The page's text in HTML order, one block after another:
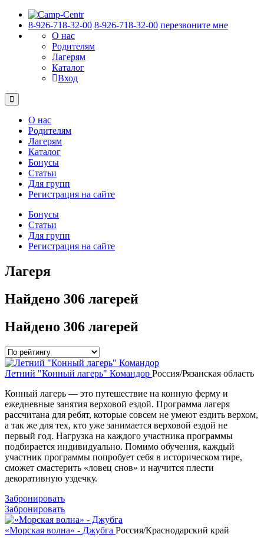
8-926-718-32-00 8-926-718-32-00 перезвоните мне
О нас
Родителям
Лагерям
Каталог
Вход
О нас
Родителям
Лагерям
Каталог
Бонусы
Статьи
Для групп
Регистрация на сайте
Бонусы
Статьи
Для групп
Регистрация на сайте
Лагеря
Найдено 306 лагерей
Найдено 306 лагерей
Летний "Конный лагерь" Командор Россия/Рязанская область
Конный лагерь — это путешествие на конную ферму и
ежедневные занятия верховой ездой. Программа лагеря
рассчитана для ребят, которые совсем не умеют ездить верхом,
а так же для тех, кто уже занимается верховой ездой не
первый год. Нагрузка на каждого участника программы
подбирается индивидуально. Помимо обучения, каждый
участник программы попробует себя в историческом тире,
сможет смастерить «ловец снов» и научится плести
декоративную уздечку.
Забронировать
Забронировать
«Морская волна» - Джубга Россия/Краснодарский край